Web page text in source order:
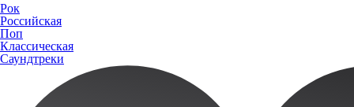
Рок
Российская
Поп
Классическая
Саундтреки